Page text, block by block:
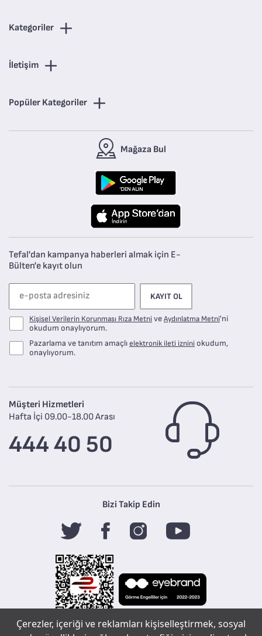
Çerezler, içeriği ve reklamları kişiselleştirmek, sosyal
Kategoriler
İletişim
Popüler Kategoriler
Mağaza Bul
Tefal'dan kampanya haberleri almak için E-
Bülten'e kayıt olun
KAYIT OL
Kişisel Verilerin Korunması Rıza MetniveAydınlatma Metni'ni
okudum onaylıyorum.
Pazarlama ve tanıtım amaçlıelektronik ileti iznini okudum,
onaylıyorum.
Müşteri Hizmetleri
Hafta İçi 09.00-18.00 Arası
444 40 50
Bizi Takip Edin